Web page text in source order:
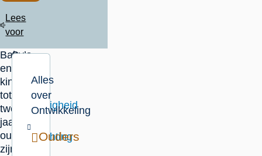
Lees
voor
Baby’s
en
kinderen
tot
twee
jaar
oud
zijn
Op
pagina
Veiligheid
hechting
Alles
over
Ontwikkeling
Ouders